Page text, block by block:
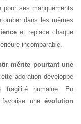
pour ses manquements
dans les mêmes
et replace chaque
incomparable.
mérite pourtant une
adoration développe
fragilité humaine. En
une évolution